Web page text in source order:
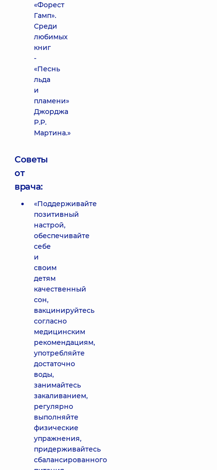
«Форест
Гамп».
Среди
любимых
книг
-
«Песнь
льда
и
пламени»
Джорджа
Р.Р.
Мартина.»
Советы
от
врача:
«Поддерживайте
позитивный
настрой,
обеспечивайте
себе
и
своим
детям
качественный
сон,
вакцинируйтесь
согласно
медицинским
рекомендациям,
употребляйте
достаточно
воды,
занимайтесь
закаливанием,
регулярно
выполняйте
физические
упражнения,
придерживайтесь
сбалансированного